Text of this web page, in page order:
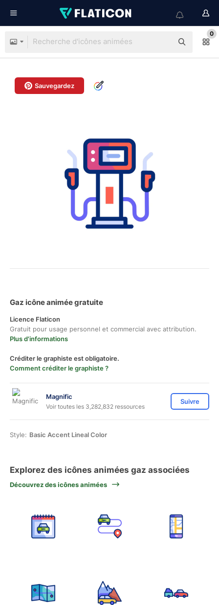
0
Sauvegardez
Gaz icône animée gratuite
Licence Flaticon
Gratuit pour usage personnel et commercial avec attribution.
Plus d'informations
Créditer le graphiste est obligatoire.
Comment créditer le graphiste ?
Magnific
Voir toutes les 3,282,832 ressources
Suivre
Style: Basic Accent Lineal Color
Explorez des icônes animées gaz associées
Découvrez des icônes animées